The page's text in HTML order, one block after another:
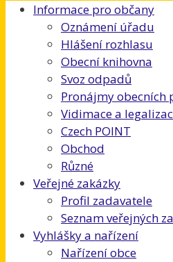
Informace pro občany
Oznámení úřadu
Hlášení rozhlasu
Obecní knihovna
Svoz odpadů
Pronájmy obecních
Vidimace a
Czech POINT
Obchod
Různé
Veřejné zakázky
Profil zadavatele
Seznam veřejných
Vyhlášky a nařízení
Nařízení obce